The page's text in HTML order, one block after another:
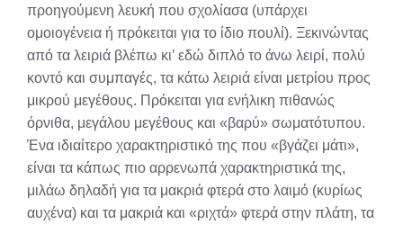
προηγούμενη λευκή που σχολίασα (υπάρχει
ομοιογένεια ή πρόκειται για το ίδιο πουλί). Ξεκινώντας
από τα λειριά βλέπω κι’ εδώ διπλό το άνω λειρί, πολύ
κοντό και συμπαγές, τα κάτω λειριά είναι μετρίου προς
μικρού μεγέθους. Πρόκειται για ενήλικη πιθανώς
όρνιθα, μεγάλου μεγέθους και «βαρύ» σωματότυπου.
Ένα ιδιαίτερο χαρακτηριστικό της που «βγάζει μάτι»,
είναι τα κάπως πιο αρρενωπά χαρακτηριστικά της,
μιλάω δηλαδή για τα μακριά φτερά στο λαιμό (κυρίως
αυχένα) και τα μακριά και «ριχτά» φτερά στην πλάτη, τα